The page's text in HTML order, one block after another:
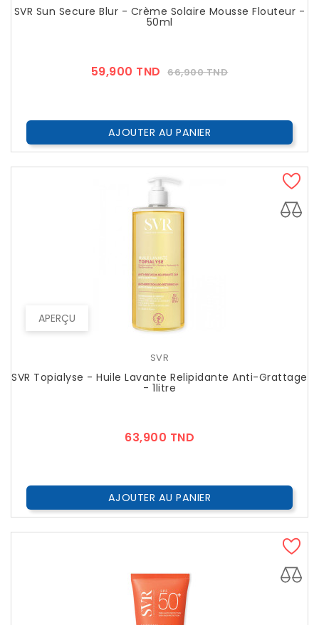
SVR Sun Secure Blur - Crème Solaire Mousse Flouteur -
50ml
59,900 TND Prix
66,900 TNDPrix
AJOUTER AU PANIER
APERÇU
SVR
SVR Topialyse - Huile Lavante Relipidante Anti-Grattage
- 1litre
63,900 TND
AJOUTER AU PANIER